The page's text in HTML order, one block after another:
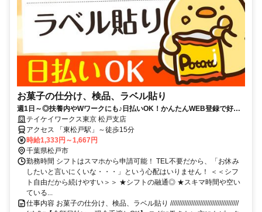
お菓子の仕分け、検品、ラベル貼り
週1日～◎扶養内やWワークにも♪日払いOK！かんたんWEB登録で好き
な時に働ける！
テイケイワークス東京 松戸支店
アクセス 「東松戸駅」～徒歩15分
時給1,333円～1,667円
千葉県松戸市
勤務時間 シフトはスマホから申請可能！ TEL不要だから、「お休み
したいと言いにくいな・・・」という心配はいりません！ ＜＜シフ
ト自由だから続けやすい＞＞ ★シフトの融通◎ ★スキマ時間や空い
ている...
仕事内容 お菓子の仕分け、検品、ラベル貼り ///////////////////////////////////////